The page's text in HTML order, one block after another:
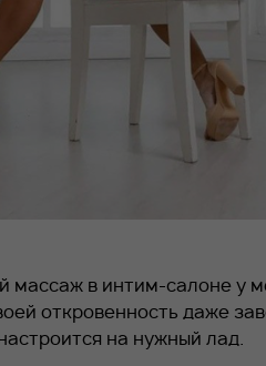
массаж в интим-салоне у
откровенность даже
на нужный лад.